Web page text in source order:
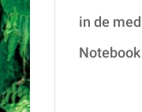
in de
Notebook